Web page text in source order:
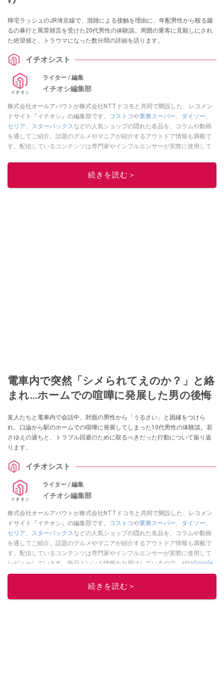
帰宅ラッシュのJR埼京線で、混雑による接触を理由に、年配男性から殴る蹴
るの暴行と罵詈雑言を受けた20代男性の体験談。周囲の乗客に見殺しにされ
た絶望感と、トラウマになった数分間の詳細を語ります。
イチオシスト
ライター / 編集
イチオシ編集部
株式会社オールアバウトが株式会社NTTドコモと共同で開設した、レコメン
ドサイト『イチオシ』の編集部です。
コストコや業務スーパー、 ダイソー、
セリア、 スターバックスなどの人気ショップの隠れた名品を、コラムや動画
を通してご紹介。話題のグルメやマニアが紹介するアウトドア情報も満載で
す。配信しているコンテンツは専門家やインフルエンサーが実際に使用して
ニュースでフォロー
続きを読む＞
電車内で突然「シメられてえのか？」と絡
まれ…ホームでの喧嘩に発展した男の後悔
友人たちと電車内で会話中、対面の男性から「うるさい」と因縁をつけら
れ、口論から駅のホームでの喧嘩に発展してしまった10代男性の体験談。若
さゆえの過ちと、トラブル回避のために取るべきだった行動について振り返
ります。
イチオシスト
ライター / 編集
イチオシ編集部
株式会社オールアバウトが株式会社NTTドコモと共同で開設した、レコメン
ドサイト『イチオシ』の編集部です。
コストコや業務スーパー、 ダイソー、
セリア、 スターバックスなどの人気ショップの隠れた名品を、コラムや動画
を通してご紹介。話題のグルメやマニアが紹介するアウトドア情報も満載で
す。配信しているコンテンツは専門家やインフルエンサーが実際に使用して
レビューしています。毎日トレンド情報をお届けしているので、ぜひGoogle
ニュースでフォローしてください！
このイチオシストの他の記事を読む
続きを読む＞